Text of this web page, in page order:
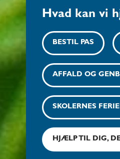
Hvad kan vi
BESTIL PAS
AFFALD OG
SKOLERNES
HJÆLP TIL DIG,